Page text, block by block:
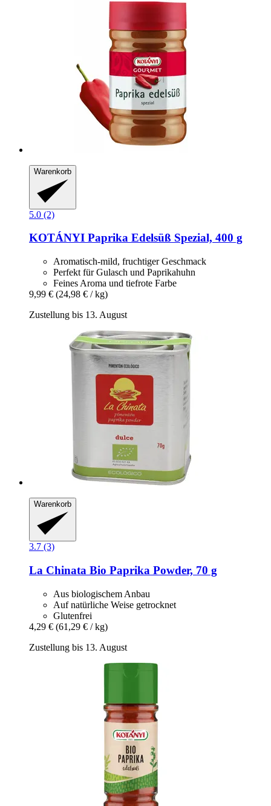
Warenkorb
5.0 (2)
KOTÁNYI Paprika Edelsüß Spezial, 400 g
Aromatisch-mild, fruchtiger Geschmack
Perfekt für Gulasch und Paprikahuhn
Feines Aroma und tiefrote Farbe
9,99 € (24,98 € / kg)
Zustellung bis 13. August
Warenkorb
3.7 (3)
La Chinata Bio Paprika Powder, 70 g
Aus biologischem Anbau
Auf natürliche Weise getrocknet
Glutenfrei
4,29 € (61,29 € / kg)
Zustellung bis 13. August